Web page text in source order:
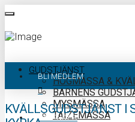
GUDSTJÄNST
HÖGMÄSSA &
BARNENS
MYSMÄSSA
TAIZÉMÄSSA
BLI MEDLEM
KALENDER
KVÄLLSGUDSTJÄNST I